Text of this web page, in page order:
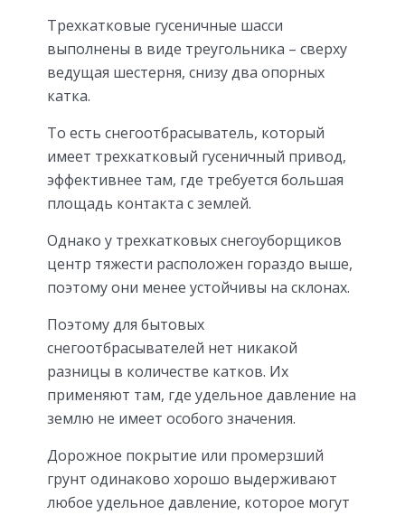
Трехкатковые гусеничные шасси
выполнены в виде треугольника – сверху
ведущая шестерня, снизу два опорных
катка.
То есть снегоотбрасыватель, который
имеет трехкатковый гусеничный привод,
эффективнее там, где требуется большая
площадь контакта с землей.
Однако у трехкатковых снегоуборщиков
центр тяжести расположен гораздо выше,
поэтому они менее устойчивы на склонах.
Поэтому для бытовых
снегоотбрасывателей нет никакой
разницы в количестве катков. Их
применяют там, где удельное давление на
землю не имеет особого значения.
Дорожное покрытие или промерзший
грунт одинаково хорошо выдерживают
любое удельное давление, которое могут